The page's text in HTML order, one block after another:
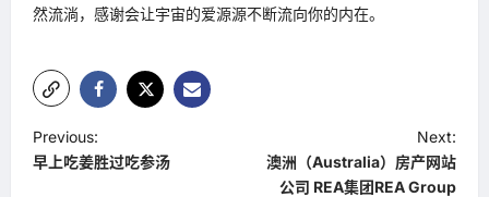
然流淌，感谢会让宇宙的爱源源不断流向你的内在。
P
o
Previous:
早上吃姜胜过吃参汤
Next:
澳洲（Australia）房产网站
公司 REA集团REA Group